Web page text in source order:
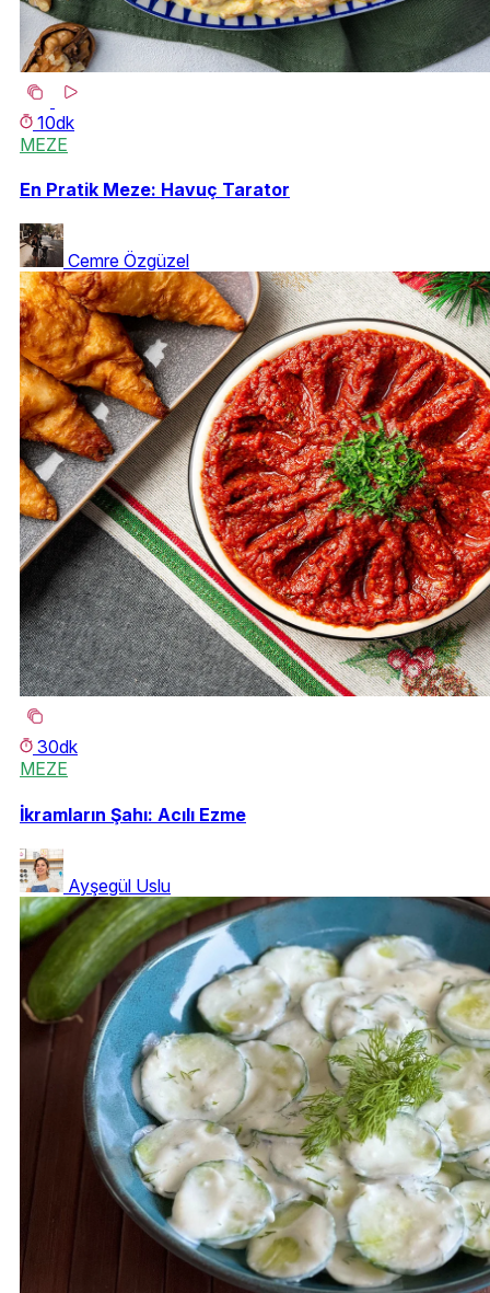
10dk
MEZE
En Pratik Meze: Havuç Tarator
Cemre Özgüzel
30dk
MEZE
İkramların Şahı: Acılı Ezme
Ayşegül Uslu